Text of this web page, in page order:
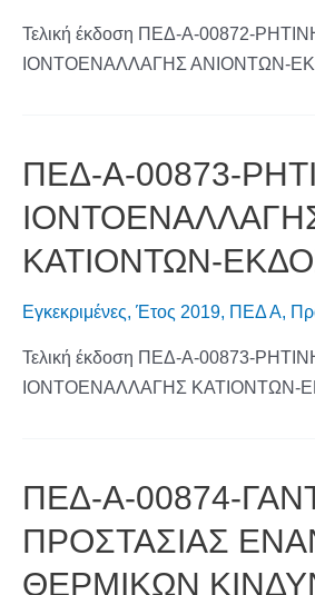
Τελική έκδοση ΠΕΔ-Α-00872-
ΙΟΝΤΟΕΝΑΛΛΑΓΗΣ ΑΝΙΟΝΤΩΝ-
ΠΕΔ-Α-00873-
ΚΑΤΙΟΝΤΩΝ-
Εγκεκριμένες, Έτος 2019, ΠΕΔ Α,
Τελική έκδοση ΠΕΔ-Α-00873-
ΙΟΝΤΟΕΝΑΛΛΑΓΗΣ ΚΑΤΙΟΝΤΩΝ-
ΠΕΔ-Α-00874-
ΠΡΟΣΤΑΣΙΑΣ
ΘΕΡΜΙΚΩΝ